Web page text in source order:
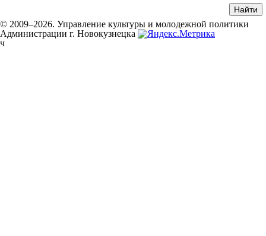
© 2009–2026. Управление культуры и молодежной политики
Администрации г. Новокузнецка
ч